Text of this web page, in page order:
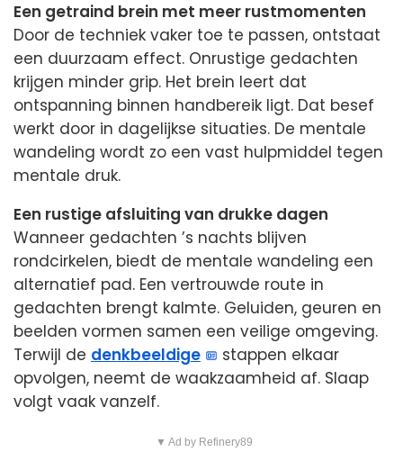
Een getraind brein met meer rustmomenten
Door de techniek vaker toe te passen, ontstaat
een duurzaam effect. Onrustige gedachten
krijgen minder grip. Het brein leert dat
ontspanning binnen handbereik ligt. Dat besef
werkt door in dagelijkse situaties. De mentale
wandeling wordt zo een vast hulpmiddel tegen
mentale druk.
Een rustige afsluiting van drukke dagen
Wanneer gedachten ’s nachts blijven
rondcirkelen, biedt de mentale wandeling een
alternatief pad. Een vertrouwde route in
gedachten brengt kalmte. Geluiden, geuren en
beelden vormen samen een veilige omgeving.
Terwijl de denkbeeldige
stappen elkaar
opvolgen, neemt de waakzaamheid af. Slaap
volgt vaak vanzelf.
▼ Ad by Refinery89